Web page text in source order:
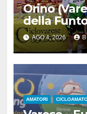
Orino
della
Orino
AGO 4, 2026
AMATORI